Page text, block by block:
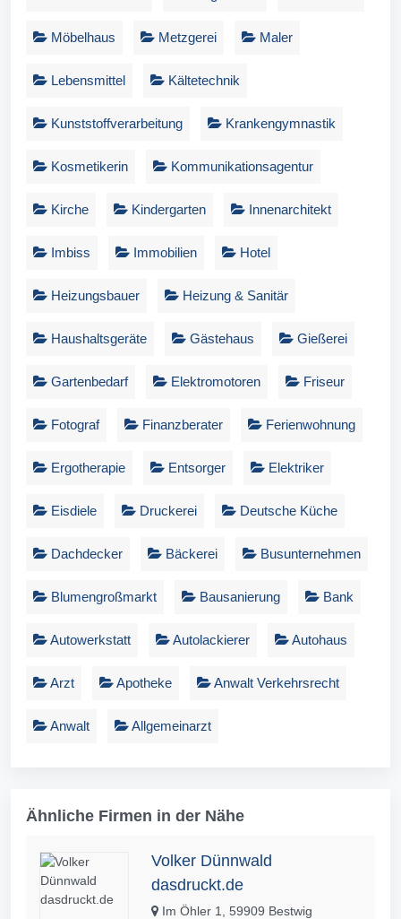
Möbelhaus Metzgerei Maler
Lebensmittel Kältetechnik
Kunststoffverarbeitung Krankengymnastik
Kosmetikerin Kommunikationsagentur
Kirche Kindergarten Innenarchitekt
Imbiss Immobilien Hotel
Heizungsbauer Heizung & Sanitär
Haushaltsgeräte Gästehaus Gießerei
Gartenbedarf Elektromotoren Friseur
Fotograf Finanzberater Ferienwohnung
Ergotherapie Entsorger Elektriker
Eisdiele Druckerei Deutsche Küche
Dachdecker Bäckerei Busunternehmen
Blumengroßmarkt Bausanierung Bank
Autowerkstatt Autolackierer Autohaus
Arzt Apotheke Anwalt Verkehrsrecht
Anwalt Allgemeinarzt
Ähnliche Firmen in der Nähe
Volker Dünnwald
dasdruckt.de
Im Öhler 1, 59909 Bestwig